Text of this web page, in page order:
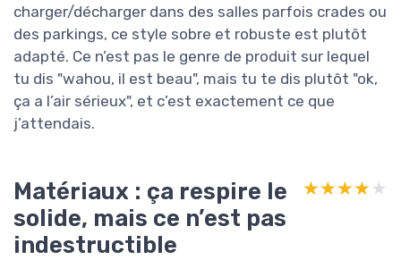
charger/décharger dans des salles parfois crades ou
des parkings, ce style sobre et robuste est plutôt
adapté. Ce n’est pas le genre de produit sur lequel
tu dis "wahou, il est beau", mais tu te dis plutôt "ok,
ça a l’air sérieux", et c’est exactement ce que
j’attendais.
Matériaux : ça respire le
solide, mais ce n’est pas
indestructible
★★★★★
★★★★★